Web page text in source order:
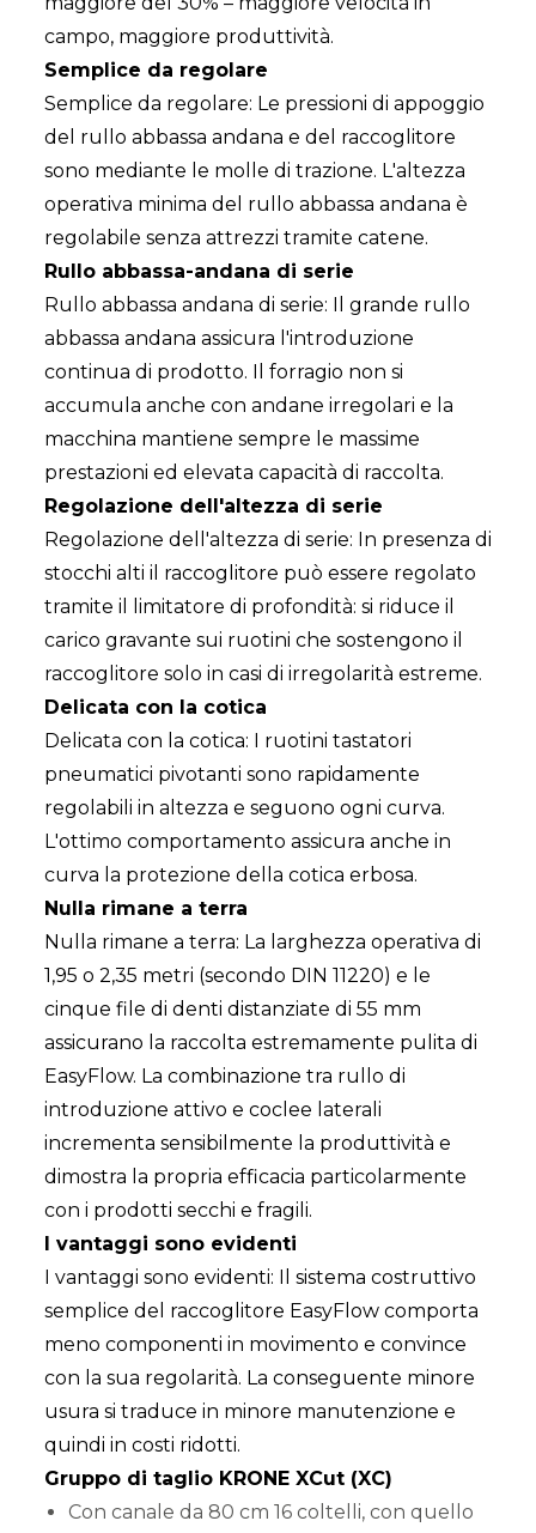
campo, maggiore produttività.
Semplice da regolare
Semplice da regolare: Le pressioni di appoggio
del rullo abbassa andana e del raccoglitore
sono mediante le molle di trazione. L'altezza
operativa minima del rullo abbassa andana è
regolabile senza attrezzi tramite catene.
Rullo abbassa-andana di serie
Rullo abbassa andana di serie: Il grande rullo
abbassa andana assicura l'introduzione
continua di prodotto. Il forragio non si
accumula anche con andane irregolari e la
macchina mantiene sempre le massime
prestazioni ed elevata capacità di raccolta.
Regolazione dell'altezza di serie
Regolazione dell'altezza di serie: In presenza di
stocchi alti il raccoglitore può essere regolato
tramite il limitatore di profondità: si riduce il
carico gravante sui ruotini che sostengono il
raccoglitore solo in casi di irregolarità estreme.
Delicata con la cotica
Delicata con la cotica: I ruotini tastatori
pneumatici pivotanti sono rapidamente
regolabili in altezza e seguono ogni curva.
L'ottimo comportamento assicura anche in
curva la protezione della cotica erbosa.
Nulla rimane a terra
Nulla rimane a terra: La larghezza operativa di
1,95 o 2,35 metri (secondo DIN 11220) e le
cinque file di denti distanziate di 55 mm
assicurano la raccolta estremamente pulita di
EasyFlow. La combinazione tra rullo di
introduzione attivo e coclee laterali
incrementa sensibilmente la produttività e
dimostra la propria efficacia particolarmente
con i prodotti secchi e fragili.
I vantaggi sono evidenti
I vantaggi sono evidenti: Il sistema costruttivo
semplice del raccoglitore EasyFlow comporta
meno componenti in movimento e convince
con la sua regolarità. La conseguente minore
usura si traduce in minore manutenzione e
quindi in costi ridotti.
Gruppo di taglio KRONE XCut (XC)
Con canale da 80 cm 16 coltelli, con quello